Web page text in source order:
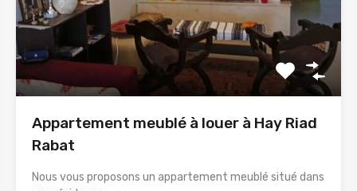
Appartement meublé à louer à Hay Riad
Rabat
Nous vous proposons un appartement meublé situé dans